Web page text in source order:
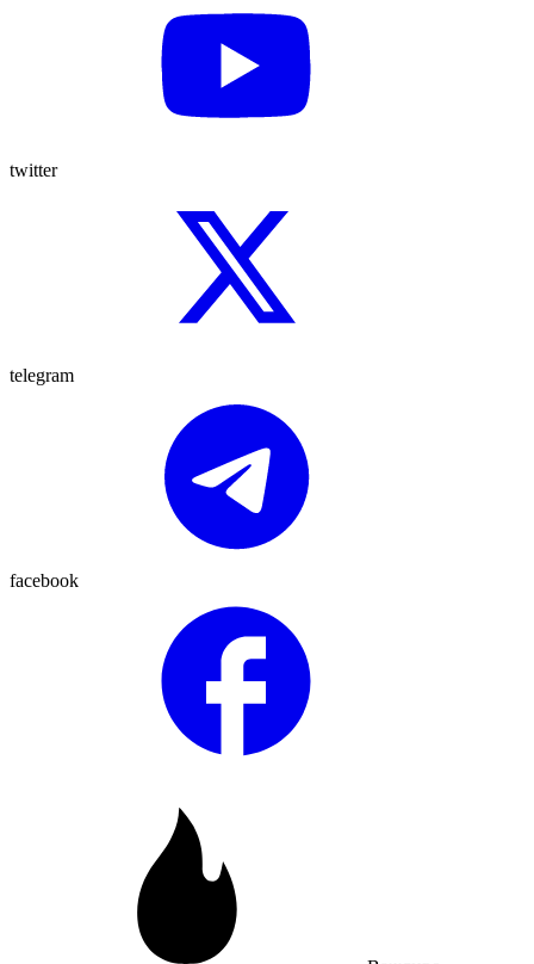
twitter
telegram
facebook